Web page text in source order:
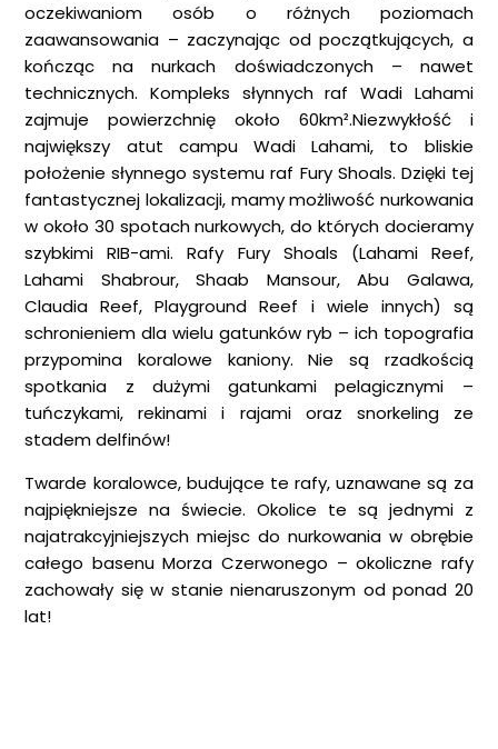
oczekiwaniom osób o różnych poziomach
zaawansowania – zaczynając od początkujących, a
kończąc na nurkach doświadczonych – nawet
technicznych. Kompleks słynnych raf Wadi Lahami
zajmuje powierzchnię około 60km².Niezwykłość i
największy atut campu Wadi Lahami, to bliskie
położenie słynnego systemu raf Fury Shoals. Dzięki tej
fantastycznej lokalizacji, mamy możliwość nurkowania
w około 30 spotach nurkowych, do których docieramy
szybkimi RIB-ami. Rafy Fury Shoals (Lahami Reef,
Lahami Shabrour, Shaab Mansour, Abu Galawa,
Claudia Reef, Playground Reef i wiele innych) są
schronieniem dla wielu gatunków ryb – ich topografia
przypomina koralowe kaniony. Nie są rzadkością
spotkania z dużymi gatunkami pelagicznymi –
tuńczykami, rekinami i rajami oraz snorkeling ze
stadem delfinów!
Twarde koralowce, budujące te rafy, uznawane są za
najpiękniejsze na świecie. Okolice te są jednymi z
najatrakcyjniejszych miejsc do nurkowania w obrębie
całego basenu Morza Czerwonego – okoliczne rafy
zachowały się w stanie nienaruszonym od ponad 20
lat!